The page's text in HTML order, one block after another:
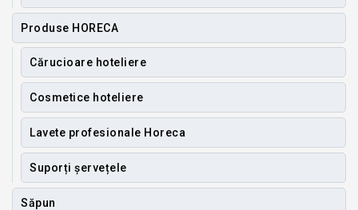
Produse HORECA
Cărucioare hoteliere
Cosmetice hoteliere
Lavete profesionale Horeca
Suporți șervețele
Săpun